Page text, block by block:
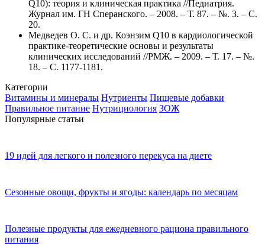
Q10): теория и клиническая практика //Педиатрия.
Журнал им. ГН Сперанского. – 2008. – Т. 87. – №. 3. – С.
20.
Медведев О. С. и др. Коэнзим Q10 в кардиологической
практике-теоретические основы и результаты
клинических исследований //РМЖ. – 2009. – Т. 17. – №.
18. – С. 1177-1181.
Категории
Витамины и минералы Нутриенты Пищевые добавки
Правильное питание Нутрициология ЗОЖ
Популярные статьи
19 идей для легкого и полезного перекуса на диете
Сезонные овощи, фрукты и ягоды: календарь по месяцам
Полезные продукты для ежедневного рациона правильного
питания